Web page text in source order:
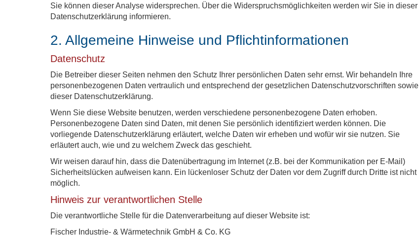
Sie können dieser Analyse widersprechen. Über die Widerspruchsmöglichkeiten werden wir Sie in dieser
Datenschutzerklärung informieren.
2. Allgemeine Hinweise und Pflichtinformationen
Datenschutz
Die Betreiber dieser Seiten nehmen den Schutz Ihrer persönlichen Daten sehr ernst. Wir behandeln Ihre
personenbezogenen Daten vertraulich und entsprechend der gesetzlichen Datenschutzvorschriften sowie
dieser Datenschutzerklärung.
Wenn Sie diese Website benutzen, werden verschiedene personenbezogene Daten erhoben.
Personenbezogene Daten sind Daten, mit denen Sie persönlich identifiziert werden können. Die
vorliegende Datenschutzerklärung erläutert, welche Daten wir erheben und wofür wir sie nutzen. Sie
erläutert auch, wie und zu welchem Zweck das geschieht.
Wir weisen darauf hin, dass die Datenübertragung im Internet (z.B. bei der Kommunikation per E-Mail)
Sicherheitslücken aufweisen kann. Ein lückenloser Schutz der Daten vor dem Zugriff durch Dritte ist nicht
möglich.
Hinweis zur verantwortlichen Stelle
Die verantwortliche Stelle für die Datenverarbeitung auf dieser Website ist:
Fischer Industrie- & Wärmetechnik GmbH & Co. KG